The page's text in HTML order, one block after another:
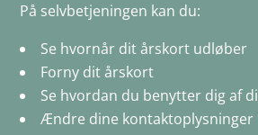
På selvbetjeningen kan du:
Se hvornår dit årskort udløber
Forny dit årskort
Se hvordan du benytter dig af
Ændre dine kontaktoplysninger